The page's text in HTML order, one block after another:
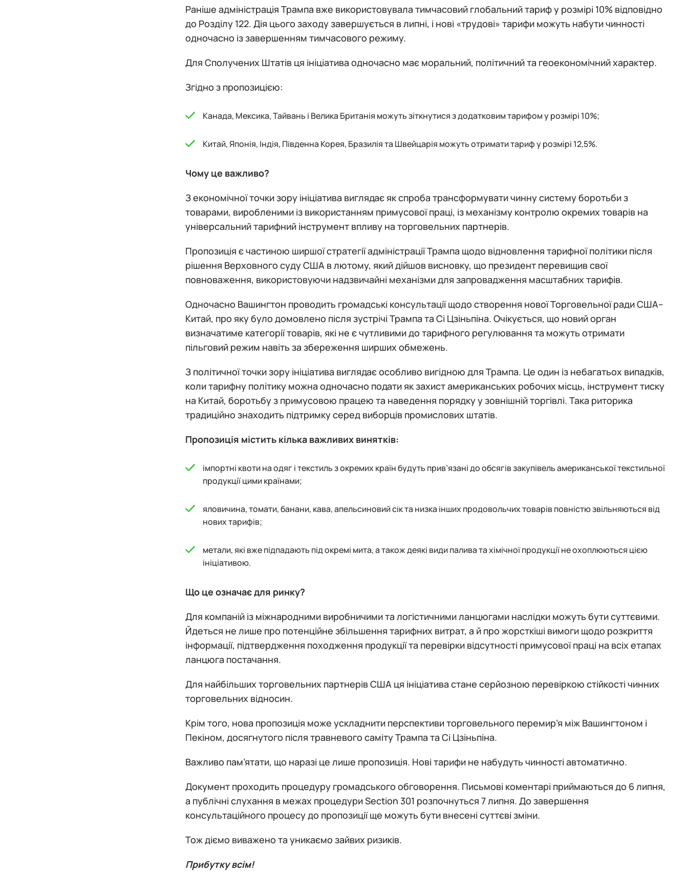
Раніше адміністрація Трампа вже використовувала тимчасовий глобальний тариф у розмірі 10% відповідно
до Розділу 122. Дія цього заходу завершується в липні, і нові «трудові» тарифи можуть набути чинності
одночасно із завершенням тимчасового режиму.
Для Сполучених Штатів ця ініціатива одночасно має моральний, політичний та геоекономічний характер.
Згідно з пропозицією:
Канада, Мексика, Тайвань і Велика Британія можуть зіткнутися з додатковим тарифом у розмірі 10%;
Китай, Японія, Індія, Південна Корея, Бразилія та Швейцарія можуть отримати тариф у розмірі 12,5%.
Чому це важливо?
З економічної точки зору ініціатива виглядає як спроба трансформувати чинну систему боротьби з
товарами, виробленими із використанням примусової праці, із механізму контролю окремих товарів на
універсальний тарифний інструмент впливу на торговельних партнерів.
Пропозиція є частиною ширшої стратегії адміністрації Трампа щодо відновлення тарифної політики після
рішення Верховного суду США в лютому, який дійшов висновку, що президент перевищив свої
повноваження, використовуючи надзвичайні механізми для запровадження масштабних тарифів.
Одночасно Вашингтон проводить громадські консультації щодо створення нової Торговельної ради США–
Китай, про яку було домовлено після зустрічі Трампа та Сі Цзіньпіна. Очікується, що новий орган
визначатиме категорії товарів, які не є чутливими до тарифного регулювання та можуть отримати
пільговий режим навіть за збереження ширших обмежень.
З політичної точки зору ініціатива виглядає особливо вигідною для Трампа. Це один із небагатьох випадків,
коли тарифну політику можна одночасно подати як захист американських робочих місць, інструмент тиску
на Китай, боротьбу з примусовою працею та наведення порядку у зовнішній торгівлі. Така риторика
традиційно знаходить підтримку серед виборців промислових штатів.
Пропозиція містить кілька важливих винятків:
імпортні квоти на одяг і текстиль з окремих країн будуть прив’язані до обсягів закупівель американської текстильної
продукції цими країнами;
яловичина, томати, банани, кава, апельсиновий сік та низка інших продовольчих товарів повністю звільняються від
нових тарифів;
метали, які вже підпадають під окремі мита, а також деякі види палива та хімічної продукції не охоплюються цією
ініціативою.
Що це означає для ринку?
Для компаній із міжнародними виробничими та логістичними ланцюгами наслідки можуть бути суттєвими.
Йдеться не лише про потенційне збільшення тарифних витрат, а й про жорсткіші вимоги щодо розкриття
інформації, підтвердження походження продукції та перевірки відсутності примусової праці на всіх етапах
ланцюга постачання.
Для найбільших торговельних партнерів США ця ініціатива стане серйозною перевіркою стійкості чинних
торговельних відносин.
Крім того, нова пропозиція може ускладнити перспективи торговельного перемир’я між Вашингтоном і
Пекіном, досягнутого після травневого саміту Трампа та Сі Цзіньпіна.
Важливо пам’ятати, що наразі це лише пропозиція. Нові тарифи не набудуть чинності автоматично.
Документ проходить процедуру громадського обговорення. Письмові коментарі приймаються до 6 липня,
а публічні слухання в межах процедури Section 301 розпочнуться 7 липня. До завершення
консультаційного процесу до пропозиції ще можуть бути внесені суттєві зміни.
Тож діємо виважено та уникаємо зайвих ризиків.
Прибутку всім!